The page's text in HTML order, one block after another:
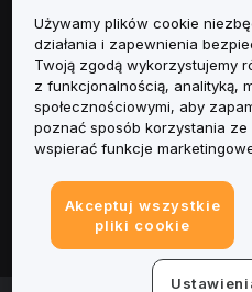
Informacje
Usługi
Obsługa Klienta
Informacje prawne
Używamy plików cookie
działania i zapewnienia
Twoją zgodą wykorzystujemy
z funkcjonalnością, analityką,
społecznościowymi, aby
poznać sposób korzystania
wspierać funkcje
Akceptuj wszystkie
pliki cookie